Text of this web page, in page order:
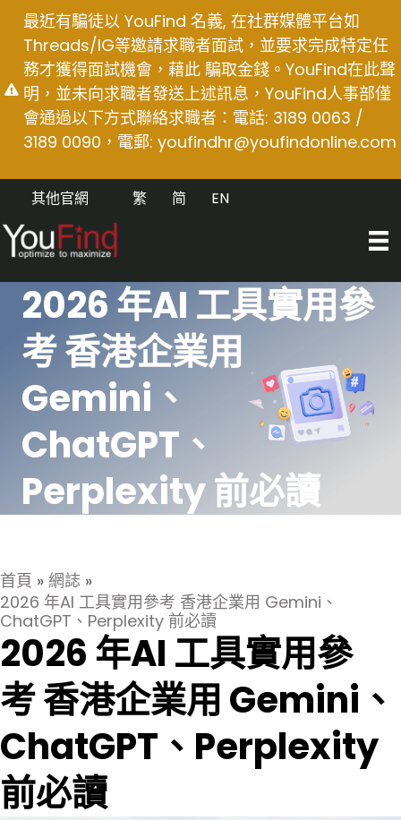
content
最近有騙徒以 YouFind 名義, 在社群媒體平台如
Threads/IG等邀請求職者面試，並要求完成特定任
務才獲得面試機會，藉此 騙取金錢。YouFind在此聲
明，並未向求職者發送上述訊息，YouFind人事部僅
會通過以下方式聯絡求職者：電話: 3189 0063 /
3189 0090，電郵: youfindhr@youfindonline.com
其他官網 EN
简
繁
2026 年AI 工具實用參
考 香港企業用
Gemini、
ChatGPT、
Perplexity 前必讀
首頁 » 網誌 »
2026 年AI 工具實用參考 香港企業用 Gemini、
ChatGPT、Perplexity 前必讀
2026 年AI 工具實用參
考 香港企業用 Gemini、
ChatGPT、Perplexity
前必讀